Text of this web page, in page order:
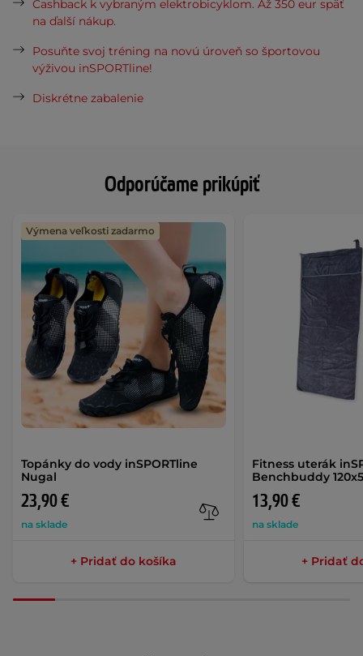
Odporúčame prikúpiť
Topánky do vody inSPORTline
Nugal
23,90 €
na sklade
Výmena veľkosti zadarmo
+ Pridať do košíka
Fitness uterák
Benchbuddy
13,90 €
na sklade
+ Pridať
Cashback k vybraným elektrobicyklom. Až 350 eur späť
na ďalší nákup.
Posuňte svoj tréning na novú úroveň so športovou
výživou inSPORTline!
Diskrétne zabalenie